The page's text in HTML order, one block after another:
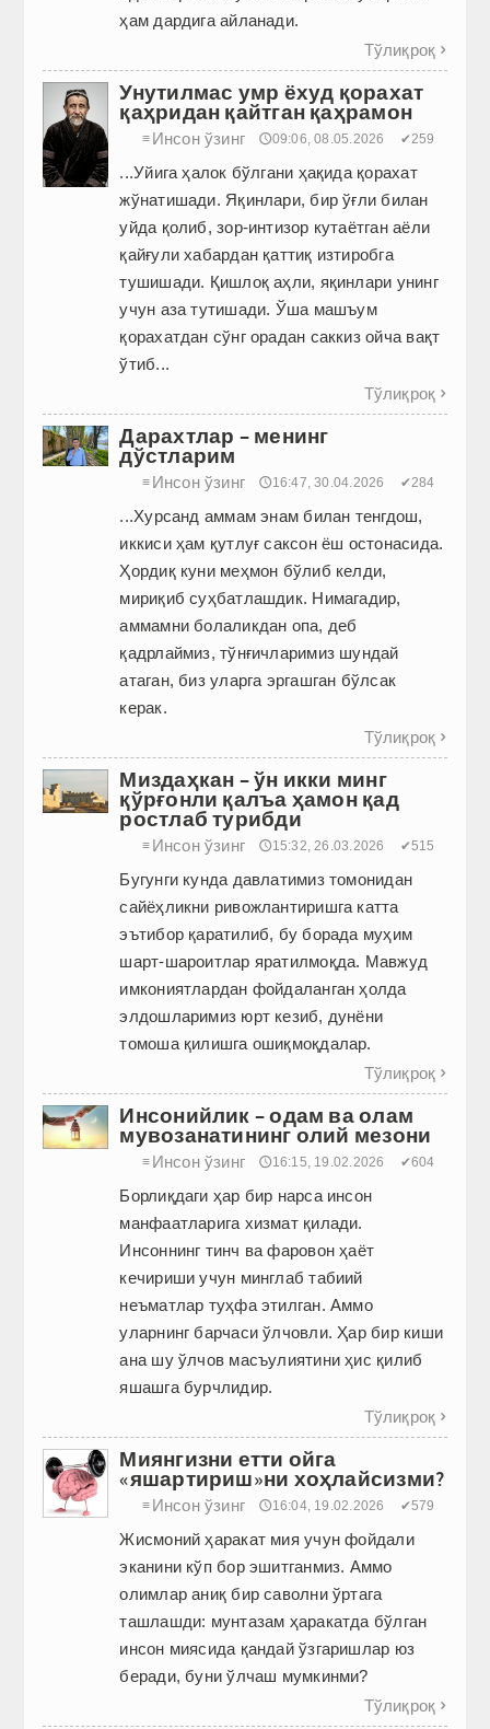
ҳам дардига айланади.
Тўлиқроқ 
Унутилмас умр ёхуд қорахат
қаҳридан қайтган қаҳрамон
≡ Инсон ўзинг 🕔09:06, 08.05.2026 ✔259
...Уйига ҳалок бўлгани ҳақида қорахат
жўнатишади. Яқинлари, бир ўғли билан
уйда қолиб, зор-интизор кутаётган аёли
қайғули хабардан қаттиқ изтиробга
тушишади. Қишлоқ аҳли, яқинлари унинг
учун аза тутишади. Ўша машъум
қорахатдан сўнг орадан саккиз ойча вақт
ўтиб...
Тўлиқроқ 
Дарахтлар – менинг
дўстларим
≡ Инсон ўзинг 🕔16:47, 30.04.2026 ✔284
...Хурсанд аммам энам билан тенгдош,
иккиси ҳам қутлуғ саксон ёш остонасида.
Ҳордиқ куни меҳмон бўлиб келди,
мириқиб суҳбатлашдик. Нимагадир,
аммамни болаликдан опа, деб
қадрлаймиз, тўнғичларимиз шундай
атаган, биз уларга эргашган бўлсак
керак.
Тўлиқроқ 
Миздаҳкан – ўн икки минг
қўрғонли қалъа ҳамон қад
ростлаб турибди
≡ Инсон ўзинг 🕔15:32, 26.03.2026 ✔515
Бугунги кунда давлатимиз томонидан
сайёҳликни ривожлантиришга катта
эътибор қаратилиб, бу борада муҳим
шарт-шароитлар яратилмоқда. Мавжуд
имкониятлардан фойдаланган ҳолда
элдошларимиз юрт кезиб, дунёни
томоша қилишга ошиқмоқдалар.
Тўлиқроқ 
Инсонийлик – одам ва олам
мувозанатининг олий мезони
≡ Инсон ўзинг 🕔16:15, 19.02.2026 ✔604
Борлиқдаги ҳар бир нарса инсон
манфаатларига хизмат қилади.
Инсоннинг тинч ва фаровон ҳаёт
кечириши учун минглаб табиий
неъматлар туҳфа этилган. Аммо
уларнинг барчаси ўлчовли. Ҳар бир киши
ана шу ўлчов масъулиятини ҳис қилиб
яшашга бурчлидир.
Тўлиқроқ 
Миянгизни етти ойга
«яшартириш»ни хоҳлайсизми?
≡ Инсон ўзинг 🕔16:04, 19.02.2026 ✔579
Жисмоний ҳаракат мия учун фойдали
эканини кўп бор эшитганмиз. Аммо
олимлар аниқ бир саволни ўртага
ташлашди: мунтазам ҳаракатда бўлган
инсон миясида қандай ўзгаришлар юз
беради, буни ўлчаш мумкинми?
Тўлиқроқ 